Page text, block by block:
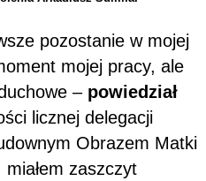
pozostanie w mojej
mojej pracy, ale
– powiedział
licznej delegacji
Obrazem Matki
zaszczyt